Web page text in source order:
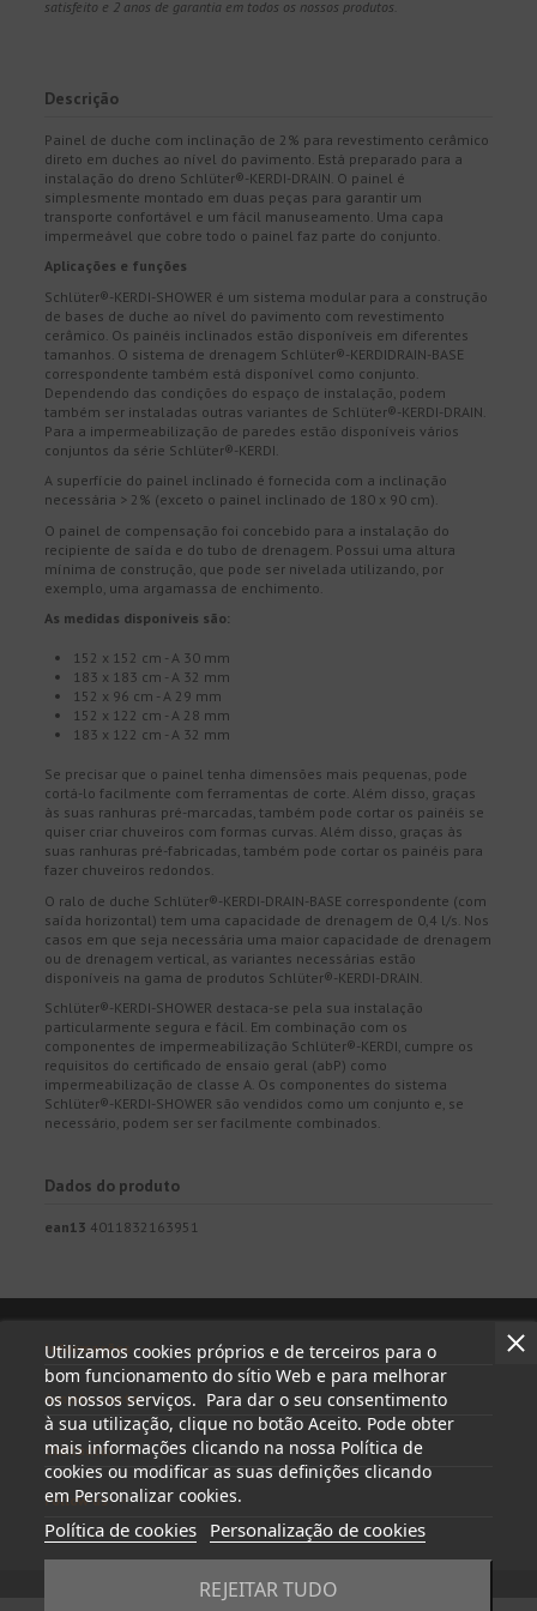
satisfeito e 2 anos de garantia em todos os nossos produtos.
Descrição
Painel de duche com inclinação de 2% para revestimento cerâmico
direto em duches ao nível do pavimento. Está preparado para a
instalação do dreno Schlüter®-KERDI-DRAIN. O painel é
simplesmente montado em duas peças para garantir um
transporte confortável e um fácil manuseamento. Uma capa
impermeável que cobre todo o painel faz parte do conjunto.
Aplicações e funções
Schlüter®-KERDI-SHOWER é um sistema modular para a construção
de bases de duche ao nível do pavimento com revestimento
cerâmico. Os painéis inclinados estão disponíveis em diferentes
tamanhos. O sistema de drenagem Schlüter®-KERDIDRAIN-BASE
correspondente também está disponível como conjunto.
Dependendo das condições do espaço de instalação, podem
também ser instaladas outras variantes de Schlüter®-KERDI-DRAIN.
Para a impermeabilização de paredes estão disponíveis vários
conjuntos da série Schlüter®-KERDI.
A superfície do painel inclinado é fornecida com a inclinação
necessária > 2% (exceto o painel inclinado de 180 x 90 cm).
O painel de compensação foi concebido para a instalação do
recipiente de saída e do tubo de drenagem. Possui uma altura
mínima de construção, que pode ser nivelada utilizando, por
exemplo, uma argamassa de enchimento.
As medidas disponíveis são:
152 x 152 cm - A 30 mm
183 x 183 cm - A 32 mm
152 x 96 cm - A 29 mm
152 x 122 cm - A 28 mm
183 x 122 cm - A 32 mm
Se precisar que o painel tenha dimensões mais pequenas, pode
cortá-lo facilmente com ferramentas de corte. Além disso, graças
às suas ranhuras pré-marcadas, também pode cortar os painéis se
quiser criar chuveiros com formas curvas. Além disso, graças às
suas ranhuras pré-fabricadas, também pode cortar os painéis para
fazer chuveiros redondos.
O ralo de duche Schlüter®-KERDI-DRAIN-BASE correspondente (com
saída horizontal) tem uma capacidade de drenagem de 0,4 l/s. Nos
casos em que seja necessária uma maior capacidade de drenagem
ou de drenagem vertical, as variantes necessárias estão
disponíveis na gama de produtos Schlüter®-KERDI-DRAIN.
Schlüter®-KERDI-SHOWER destaca-se pela sua instalação
particularmente segura e fácil. Em combinação com os
componentes de impermeabilização Schlüter®-KERDI, cumpre os
requisitos do certificado de ensaio geral (abP) como
impermeabilização de classe A. Os componentes do sistema
Schlüter®-KERDI-SHOWER são vendidos como um conjunto e, se
necessário, podem ser ser facilmente combinados.
Dados do produto
ean13 4011832163951
Utilizamos cookies próprios e de terceiros para o
bom funcionamento do sítio Web e para melhorar
os nossos serviços. Para dar o seu consentimento
à sua utilização, clique no botão Aceito. Pode obter
mais informações clicando na nossa Política de
cookies ou modificar as suas definições clicando
em Personalizar cookies.
Política de cookies Personalização de cookies
REJEITAR TUDO
Informações
A minha conta
Contactar
Follow us